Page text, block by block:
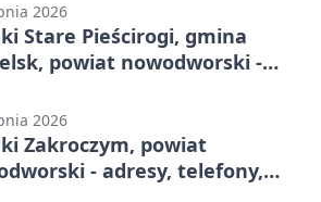
2026
Stare Pieścirogi, gmina
powiat nowodworski -
2026
Zakroczym, powiat
- adresy, telefony,